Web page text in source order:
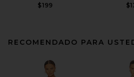
$199
RECOMENDADO PARA